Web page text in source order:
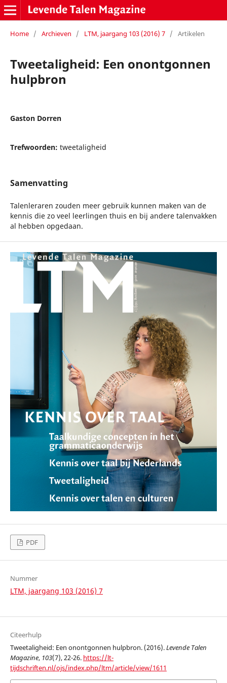
Home / Archieven / LTM, jaargang 103 (2016) 7 / Artikelen
Tweetaligheid: Een onontgonnen
hulpbron
Gaston Dorren
Trefwoorden: tweetaligheid
Samenvatting
Talenleraren zouden meer gebruik kunnen maken van de
kennis die zo veel leerlingen thuis en bij andere talenvakken
al hebben opgedaan.
PDF
Nummer
LTM, jaargang 103 (2016) 7
Citeerhulp
Tweetaligheid: Een onontgonnen hulpbron. (2016).Levende Talen
Magazine, 103(7), 22-26. https://lt-
tijdschriften.nl/ojs/index.php/ltm/article/view/1611